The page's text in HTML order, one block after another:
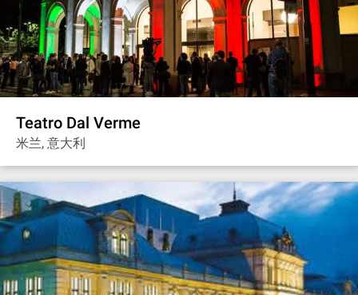
Teatro Dal Verme
米兰, 意大利